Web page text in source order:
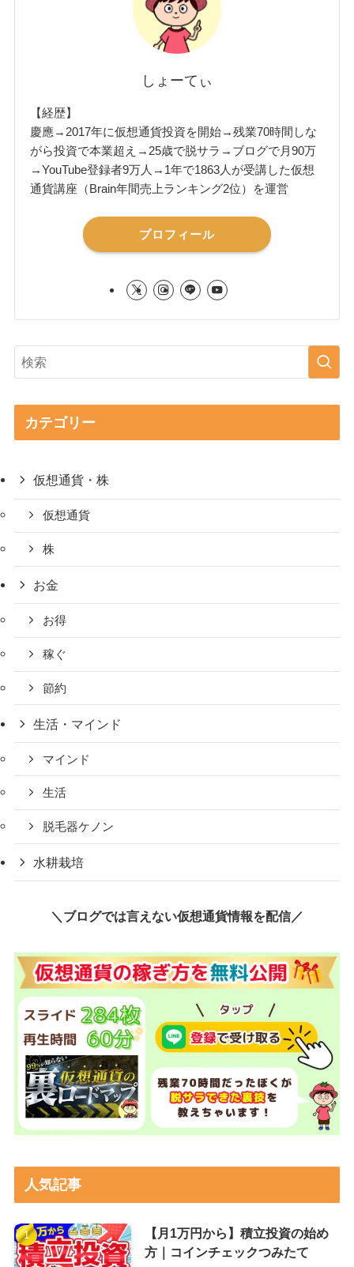
しょーてぃ
【経歴】
慶應→2017年に仮想通貨投資を開始→残業70時間しな
がら投資で本業超え→25歳で脱サラ→ブログで月90万
→YouTube登録者9万人→1年で1863人が受講した仮想
通貨講座（Brain年間売上ランキング2位）を運営
プロフィール
カテゴリー
仮想通貨・株
仮想通貨
株
お金
お得
稼ぐ
節約
生活・マインド
マインド
生活
脱毛器ケノン
水耕栽培
＼ブログでは言えない仮想通貨情報を配信／
人気記事
【月1万円から】積立投資の始め
方｜コインチェックつみたて